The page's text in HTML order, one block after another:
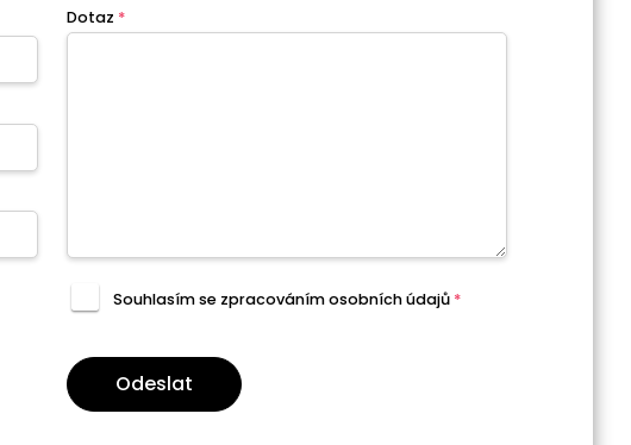
Dotaz *
Souhlasím se zpracovánímosobních údajů *
Odeslat